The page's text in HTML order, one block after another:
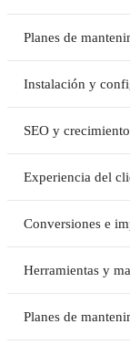
Planes de
Instalación y
SEO y
Experiencia del
Conversiones e
Herramientas y
Planes de